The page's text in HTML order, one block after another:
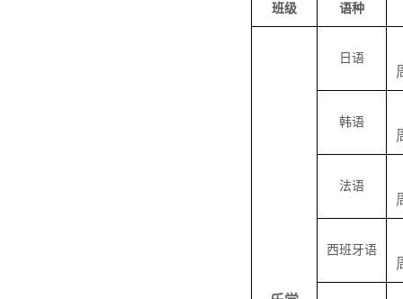
班级 语种
日语
韩语
法语
西班牙语